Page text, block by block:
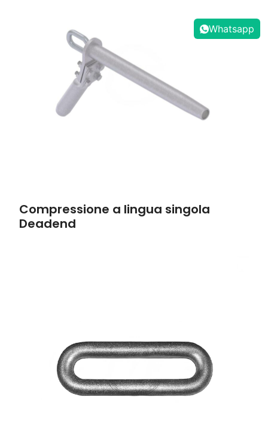
Compressione a lingua singola
Deadend
Whatsapp